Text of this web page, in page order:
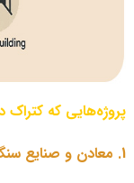
پروژه‌هایی که کتراک
1. معادن و صنایع سنگ